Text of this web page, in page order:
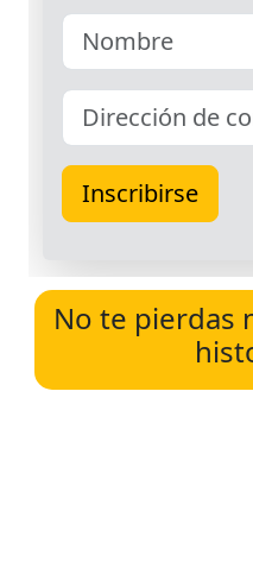
No te pierdas